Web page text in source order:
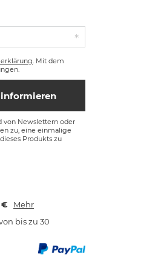
. Mit dem
von Newslettern oder
zu, eine einmalige
Produkts zu
€
Mehr
bis zu 30